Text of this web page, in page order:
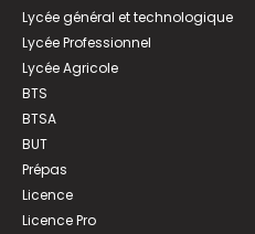
Lycée général et technologique
Lycée Professionnel
Lycée Agricole
BTS
BTSA
BUT
Prépas
Licence
Licence Pro